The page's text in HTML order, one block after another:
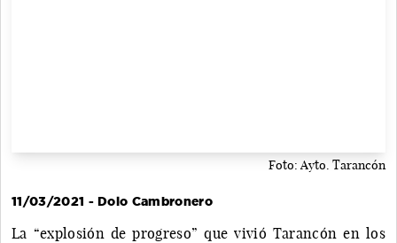
Foto: Ayto. Tarancón
11/03/2021 - Dolo Cambronero
La “explosión de progreso” que vivió Tarancón en los